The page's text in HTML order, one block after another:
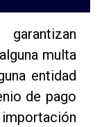
garantizan
multa
entidad
de pago